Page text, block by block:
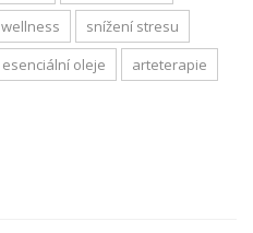
wellness
snížení stresu
esenciální oleje arteterapie